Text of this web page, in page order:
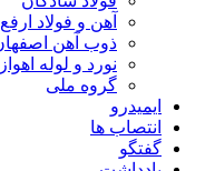
آهن و فولاد ارفع
ذوب آهن
نورد و لوله اهواز
گروه ملی
ایمیدرو
انتصاب ها
گفتگو